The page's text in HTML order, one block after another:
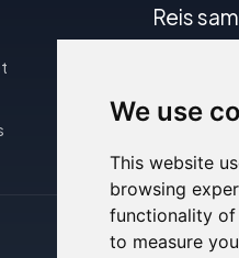
We use
This website
browsing
functionality
to measure
Reis